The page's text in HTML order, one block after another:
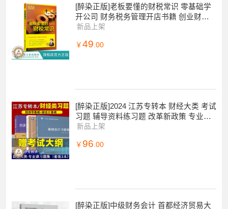
[醉染正版]老板要懂的财税常识 零基础学
开公司 财务税务管理开店书籍 创业财务
税法基础指导 企业经营管理 公司财务会
新品上架
￥ 49.00
[醉染正版]2024 江苏专转本 财经大类 考试
习题 辅导资料练习题 改革新政策 专业课
基础理论部分习题 套装3本 经
新品上架
￥ 96 .00
[醉染正版]中级财务会计 首都经济贸易大